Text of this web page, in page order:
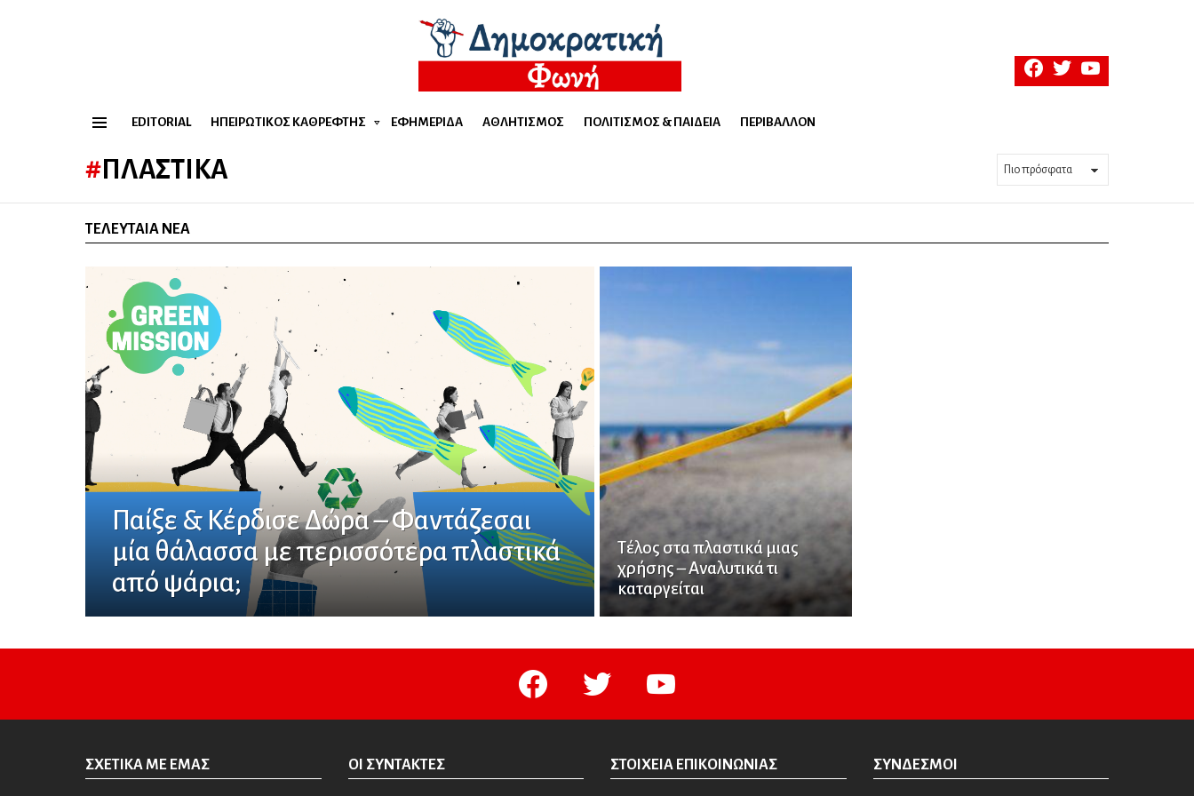
facebooktwitteryoutube
EDITORIAL ΗΠΕΙΡΏΤΙΚΟΣ ΚΑΘΡΈΦΤΗΣ ΕΦΗΜΕΡΊΔΑ ΑΘΛΗΤΙΣΜΌΣ ΠΟΛΙΤΙΣΜΌΣ & ΠΑΙΔΕΊΑ ΠΕΡΙΒΆΛΛΟΝ
ΠΛΑΣΤΙΚΆ
ΤΕΛΕΥΤΑΊΑ ΝΈΑ
Παίξε & Κέρδισε Δώρα – Φαντάζεσαι
μία θάλασσα με περισσότερα πλαστικά
από ψάρια;
Τέλος στα πλαστικά μιας
χρήσης – Αναλυτικά τι
καταργείται
facebook twitter youtube
ΣΧΕΤΙΚΆ ΜΕ ΕΜΆΣ ΟΙ ΣΥΝΤΆΚΤΕΣ ΣΤΟΙΧΕΊΑ ΕΠΙΚΟΙΝΩΝΊΑΣ ΣΎΝΔΕΣΜΟΙ